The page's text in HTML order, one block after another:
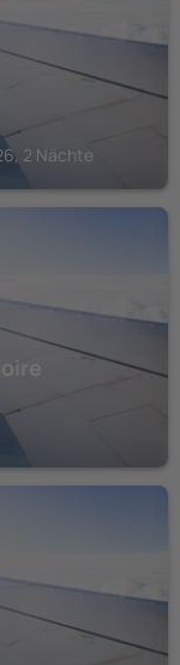
2 Nächte